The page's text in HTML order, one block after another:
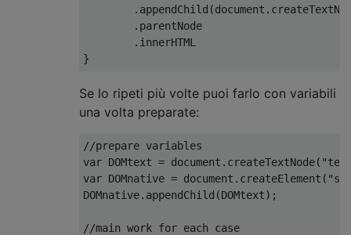
. appendChild (document .
. parentNode
.
}
Se lo ripeti più volte puoi farlo con variabili
una volta preparate:
//prepare variables
var DOMtext = document . createTextNode(
var DOMnative = document . createElement (
DOMnative. appendChild (DOMtext);
//main work for each case